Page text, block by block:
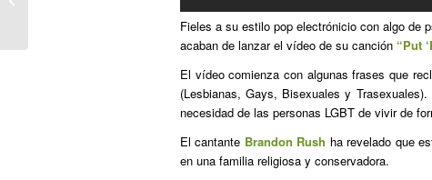
Fieles a su estilo pop electrónicio con algo de
acaban de lanzar el vídeo de su canción “Put
El vídeo comienza con algunas frases que
(Lesbianas, Gays, Bisexuales y
necesidad de las personas LGBT de vivir de
El cantante Brandon Rush ha revelado que
en una familia religiosa y conservadora.
de visibilización y los prejuicios